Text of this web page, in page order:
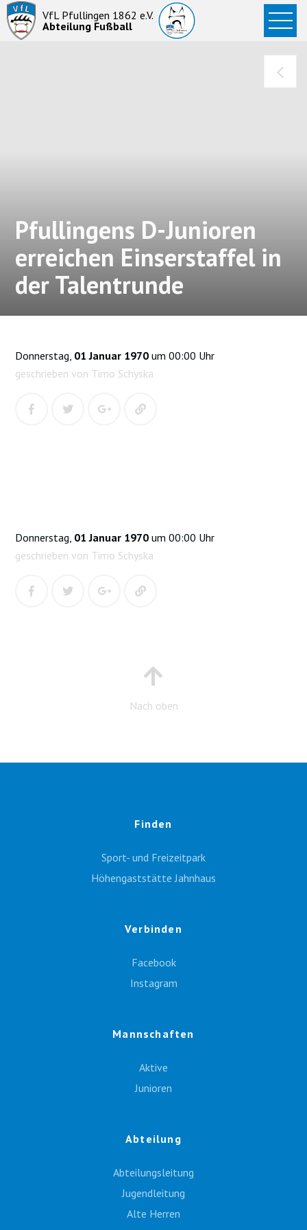
VfL Pfullingen 1862 e.V.
Abteilung Fußball
Startseite
News
Pfullingens D-Junioren
erreichen Einserstaffel in
der Talentrunde
Donnerstag, 01 Januar 1970 um 00:00 Uhr
geschrieben von Timo Schyska
Donnerstag, 01 Januar 1970 um 00:00 Uhr
geschrieben von Timo Schyska
Nach oben
Finden
Sport- und Freizeitpark
Höhengaststätte Jahnhaus
Verbinden
Facebook
Instagram
Mannschaften
Aktive
Junioren
Abteilung
Abteilungsleitung
Jugendleitung
Alte Herren